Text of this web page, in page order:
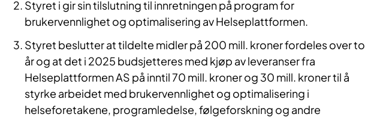
Styret i gir sin tilslutning til innretningen på program for
brukervennlighet og optimalisering av Helseplattformen.
Styret beslutter at tildelte midler på 200 mill. kroner fordeles over to
år og at det i 2025 budsjetteres med kjøp av leveranser fra
Helseplattformen AS på inntil 70 mill. kroner og 30 mill. kroner til å
styrke arbeidet med brukervennlighet og optimalisering i
helseforetakene, programledelse, følgeforskning og andre